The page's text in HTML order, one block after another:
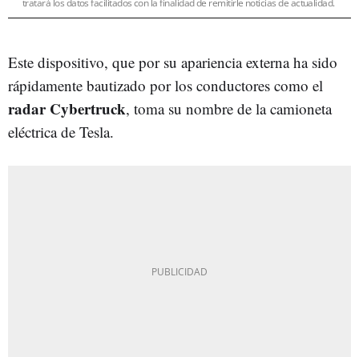
tratará los datos facilitados con la finalidad de remitirle noticias de actualidad.
Este dispositivo, que por su apariencia externa ha sido
rápidamente bautizado por los conductores como el
radar Cybertruck, toma su nombre de la camioneta
eléctrica de Tesla.